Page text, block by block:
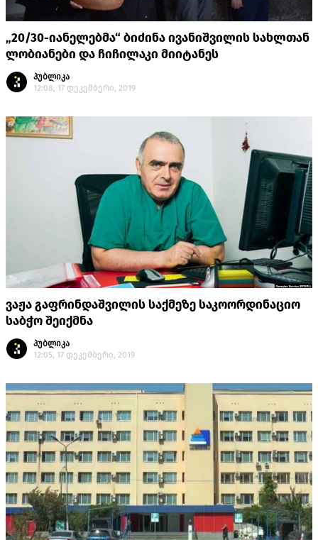
„20/30-იანელებმა“ ბიძინა ივანიშვილის სახლთან
ლობიანები და ჩიჩილაკი მიიტანეს
პუბლიკა
12:08, 17 დეკემბერი, 2019
ვაჟა გაფრინდაშვილის საქმეზე საკოორდინაციო
საბჭო შეიქმნა
პუბლიკა
12:05, 17 დეკემბერი, 2019